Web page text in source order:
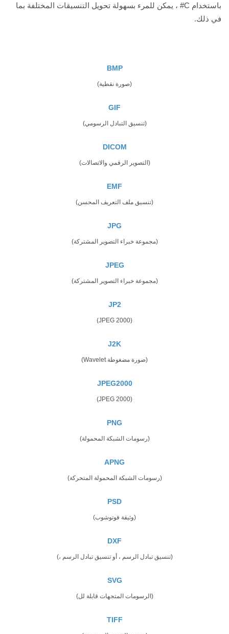
باستخدام C# ، يمكن للمرء بسهولة تحويل التنسيقات المختلفة بما
في ذلك.
BMP
(صورة نقطية)
GIF
(تنسيق التبادل الرسومي)
DICOM
(التصوير الرقمي والاتصالات)
EMF
(تنسيق ملف التعريف المحسن)
JPG
(مجموعة خبراء التصوير المشتركة)
JPEG
(مجموعة خبراء التصوير المشتركة)
JP2
(JPEG 2000)
J2K
(صورة مضغوطة Wavelet)
JPEG2000
(JPEG 2000)
PNG
(رسومات الشبكة المحمولة)
APNG
(رسومات الشبكة المحمولة المتحركة)
PSD
(وثيقة فوتوشوب)
DXF
(تنسيق تبادل الرسم ، أو تنسيق تبادل الرسم ،)
SVG
(الرسومات المتجهات قابلة لل)
TIFF